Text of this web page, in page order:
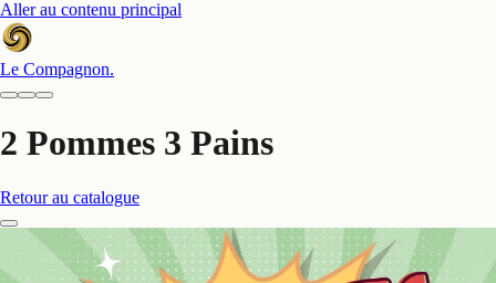
Aller au contenu principal
Le Compagnon.
2 Pommes 3 Pains
Retour au catalogue